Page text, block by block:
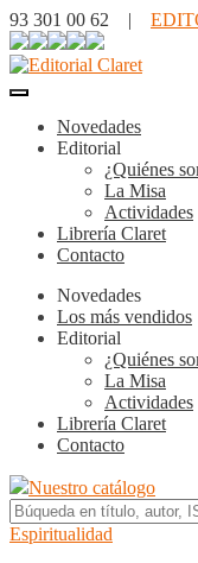
93 301 00 62 |
Novedades
Editorial
¿Quiénes
La Misa
Actividades
Librería Claret
Contacto
Novedades
Los más vendidos
Editorial
¿Quiénes
La Misa
Actividades
Librería Claret
Contacto
Nuestro catálogo
Espiritualidad